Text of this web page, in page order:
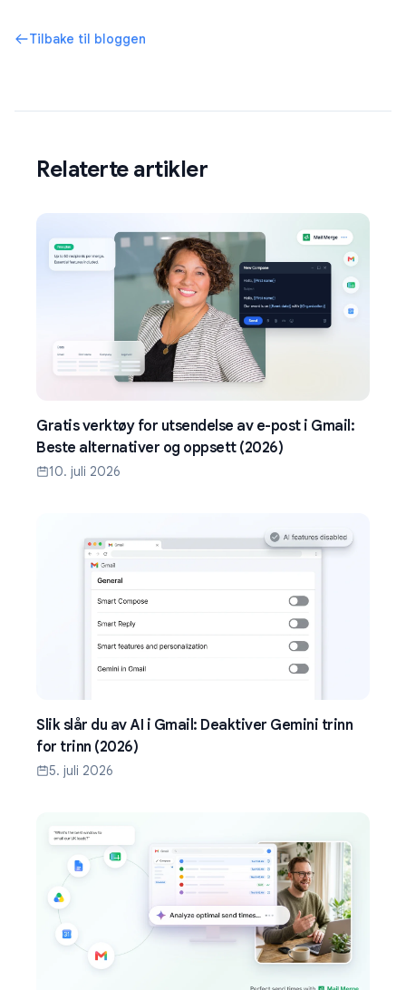
Tilbake til bloggen
Relaterte artikler
Gratis verktøy for utsendelse av e-post i Gmail:
Beste alternativer og oppsett (2026)
10. juli 2026
Slik slår du av AI i Gmail: Deaktiver Gemini trinn
for trinn (2026)
5. juli 2026